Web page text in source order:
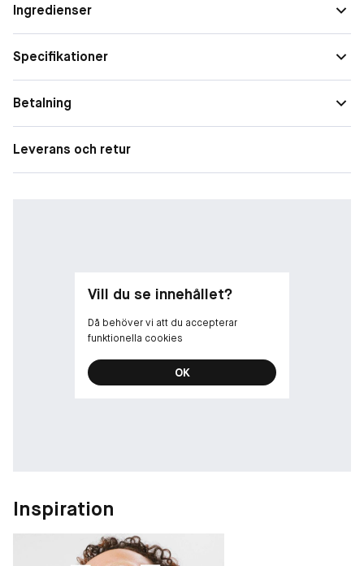
utseende. Vegansk.
Tillverkad i Finland.
Ingredienser
Specifikationer
Betalning
Leverans och retur
Vill du se innehållet?
Då behöver vi att du accepterar
funktionella cookies
OK
Inspiration